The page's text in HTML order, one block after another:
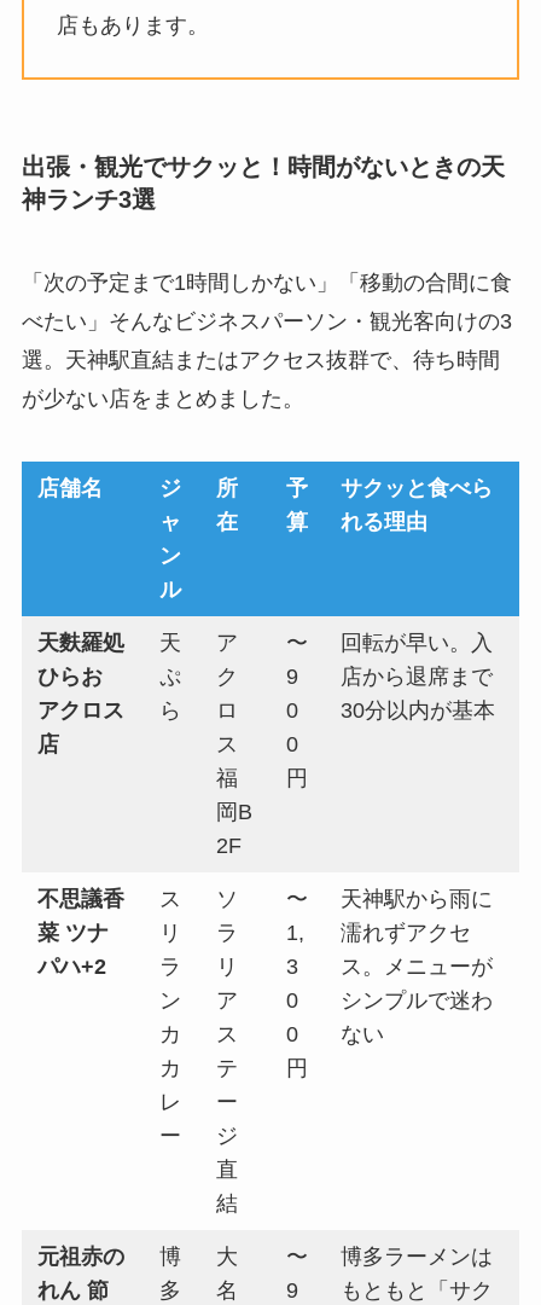
店もあります。
出張・観光でサクッと！時間がないときの天
神ランチ3選
「次の予定まで1時間しかない」「移動の合間に食
べたい」そんなビジネスパーソン・観光客向けの3
選。天神駅直結またはアクセス抜群で、待ち時間
が少ない店をまとめました。
店舗名
ジ
ャ
ン
ル
所
在
予
算
サクッと食べら
れる理由
天麩羅処
ひらお
アクロス
店
天
ぷ
ら
ア
ク
ロ
ス
福
岡B
2F
〜
9
0
0
円
回転が早い。入
店から退席まで
30分以内が基本
不思議香
菜 ツナ
パハ+2
ス
リ
ラ
ン
カ
カ
レ
ー
ソ
ラ
リ
ア
ス
テ
ー
ジ
直
結
〜
1,
3
0
0
円
天神駅から雨に
濡れずアクセ
ス。メニューが
シンプルで迷わ
ない
元祖赤の
れん 節
博
多
大
名
〜
9
博多ラーメンは
もともと「サク